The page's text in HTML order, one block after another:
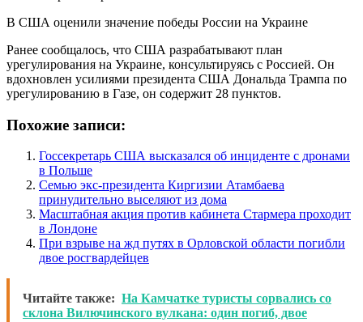
В США оценили значение победы России на Украине
Ранее сообщалось, что США разрабатывают план
урегулирования на Украине, консультируясь с Россией. Он
вдохновлен усилиями президента США Дональда Трампа по
урегулированию в Газе, он содержит 28 пунктов.
Похожие записи:
Госсекретарь США высказался об инциденте с дронами
в Польше
Семью экс-президента Киргизии Атамбаева
принудительно выселяют из дома
Масштабная акция против кабинета Стармера проходит
в Лондоне
При взрыве на жд путях в Орловской области погибли
двое росгвардейцев
Читайте также: На Камчатке туристы сорвались со
склона Вилючинского вулкана: один погиб, двое